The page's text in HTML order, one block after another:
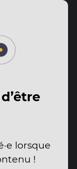
lorsque
!